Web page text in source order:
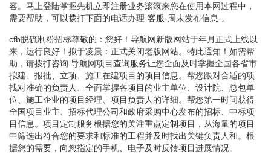
容。马上登陆掌握先机立即注册业务滚滚来您在使用本网过程中，
需要帮助，可以拨打下面的电话办理-客服-周末发布信息-。
cfb脱硫制粉招标尊敬的：您好！导航网新版网站于年月正式上线以
来，运行良好！拟于凌晨：正式关闭老版网站。特此通知！如需帮
助，请拨打咨询.导航网项目查询服务让您全面及时掌握全国各省市
拟建、报批、立项、施工在建项目的项目信息。帮您跟对合适的项
找对准确的负责人、全面掌握各项目的业主单位、设计院、总包单
位、施工企业的项目经理、项目负责人的详细。帮您第一时间获得
全国项目业主、招标代理公司和政府采购中心发布的招标、中标项
目信息。项目定制服务根据您的关注重点定制项目，从海量的项目
中筛选出符合您的要求和标准的工程并及时找出关键负责人和。根
据您的需要，向您指定的手机、电子及时反馈项目进展情况。